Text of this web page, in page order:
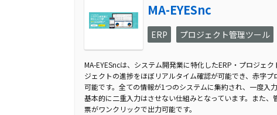
ツバイソは規模の経済が働く、マルチテナ
クノロジーの力でトータルコストを下げら
う技術を使って早く低コストで可能です。
カバーするのは難しいと考えていましたが
能性を感じ、導入を決意しました。
製品の導入により改善した業務
MA-EYESnc
ERP プロジェクト管理ツール
MA-EYESncは、システム開発業に特化したERP・プロジェ
ジェクトの進捗をほぼリアルタイム確認が可能でき、赤字
可能です。全ての情報が1つのシステムに集約され、一度入
基本的に二重入力はさせない仕組みとなっています。また
票がワンクリックで出力可能です。